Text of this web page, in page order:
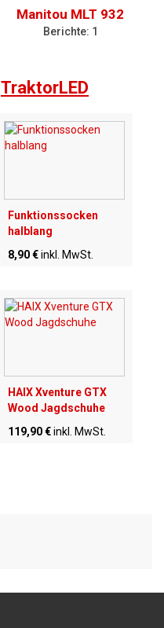
Manitou MLT 932
Berichte: 1
TraktorLED
Funktionssocken
halblang
8,90 €inkl. MwSt.
HAIX Xventure GTX
Wood Jagdschuhe
119,90 €inkl. MwSt.